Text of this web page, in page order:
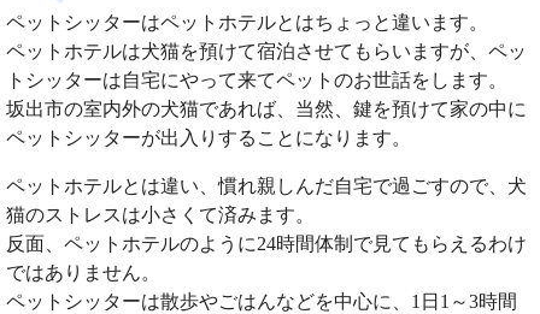
ペットシッターはペットホテルとはちょっと違います。
ペットホテルは犬猫を預けて宿泊させてもらいますが、ペッ
トシッターは自宅にやって来てペットのお世話をします。
坂出市の室内外の犬猫であれば、当然、鍵を預けて家の中に
ペットシッターが出入りすることになります。
ペットホテルとは違い、慣れ親しんだ自宅で過ごすので、犬
猫のストレスは小さくて済みます。
反面、ペットホテルのように24時間体制で見てもらえるわけ
ではありません。
ペットシッターは散歩やごはんなどを中心に、1日1～3時間